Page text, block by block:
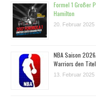
Formel 1 Großer
Hamilton
20. Februar 2025
NBA Saison
Warriors den
13. Februar 2025